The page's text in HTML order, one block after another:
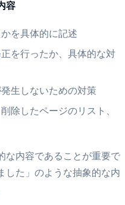
容
を具体的に記述
正を行ったか、具体的な対
発生しないための対策
除したページのリスト、
な内容であることが重要で
した」のような抽象的な内